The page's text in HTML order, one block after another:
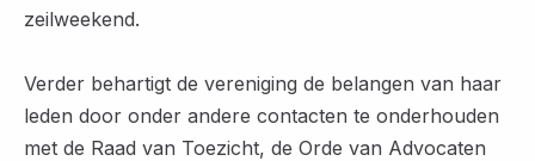
zeilweekend.
Verder behartigt de vereniging de belangen van haar
leden door onder andere contacten te onderhouden
met de Raad van Toezicht, de Orde van Advocaten